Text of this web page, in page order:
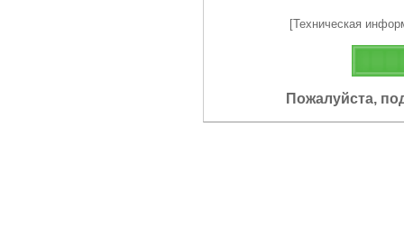
[Техническая
Пожалуйста,